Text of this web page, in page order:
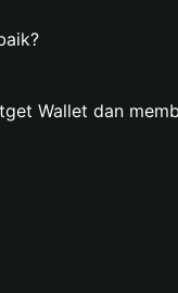
Wallet dan